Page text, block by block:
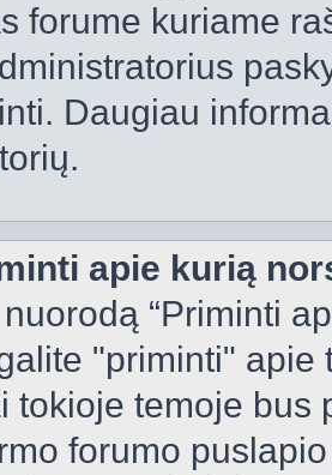
forume kuriame
Daugiau
apie kurią
“Priminti
"priminti"
tokioje temoje bus
forumo